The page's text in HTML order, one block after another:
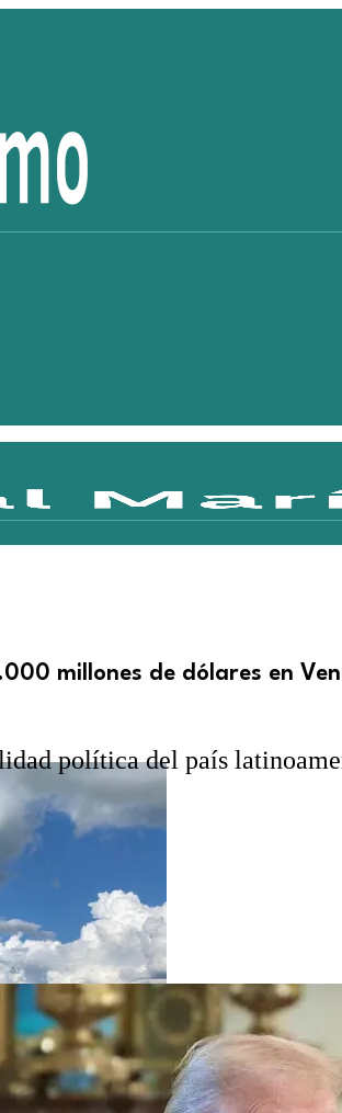
millones de dólares en
política del país